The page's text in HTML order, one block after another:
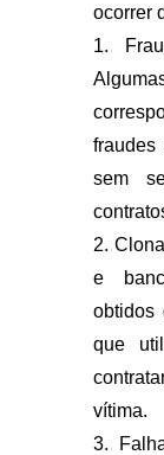
ocorrer
1.
sem
2.
e
obtidos
que
vítima.
3.